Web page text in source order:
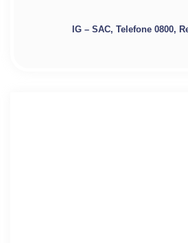
IG – SAC, Telefone 0800,